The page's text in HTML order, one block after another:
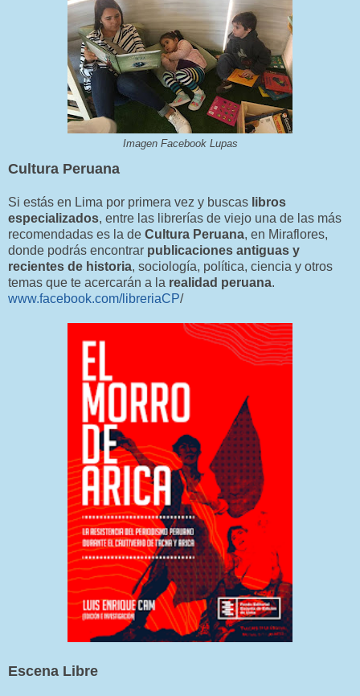
Imagen Facebook Lupas
Cultura Peruana
Si estás en Lima por primera vez y buscas libros
especializados, entre las librerías de viejo una de las más
recomendadas es la de Cultura Peruana, en Miraflores,
donde podrás encontrar publicaciones antiguas y
recientes de historia, sociología, política, ciencia y otros
temas que te acercarán a la realidad peruana.
www.facebook.com/libreriaCP/
Escena Libre